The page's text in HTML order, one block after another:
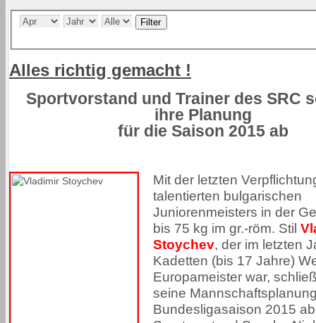
Filter
Alles richtig gemacht !
Sportvorstand und Trainer des SRC
ihre Planung
für die Saison 2015 ab
Mit der letzten
talentierten bulgarischen
Juniorenmeisters in der
bis 75 kg im gr.-röm. Stil
Stoychev, der im letzten
Kadetten (bis 17 Jahre)
Europameister war,
seine
Bundesligasaison 2015